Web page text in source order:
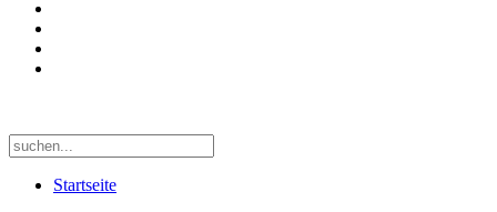
Startseite